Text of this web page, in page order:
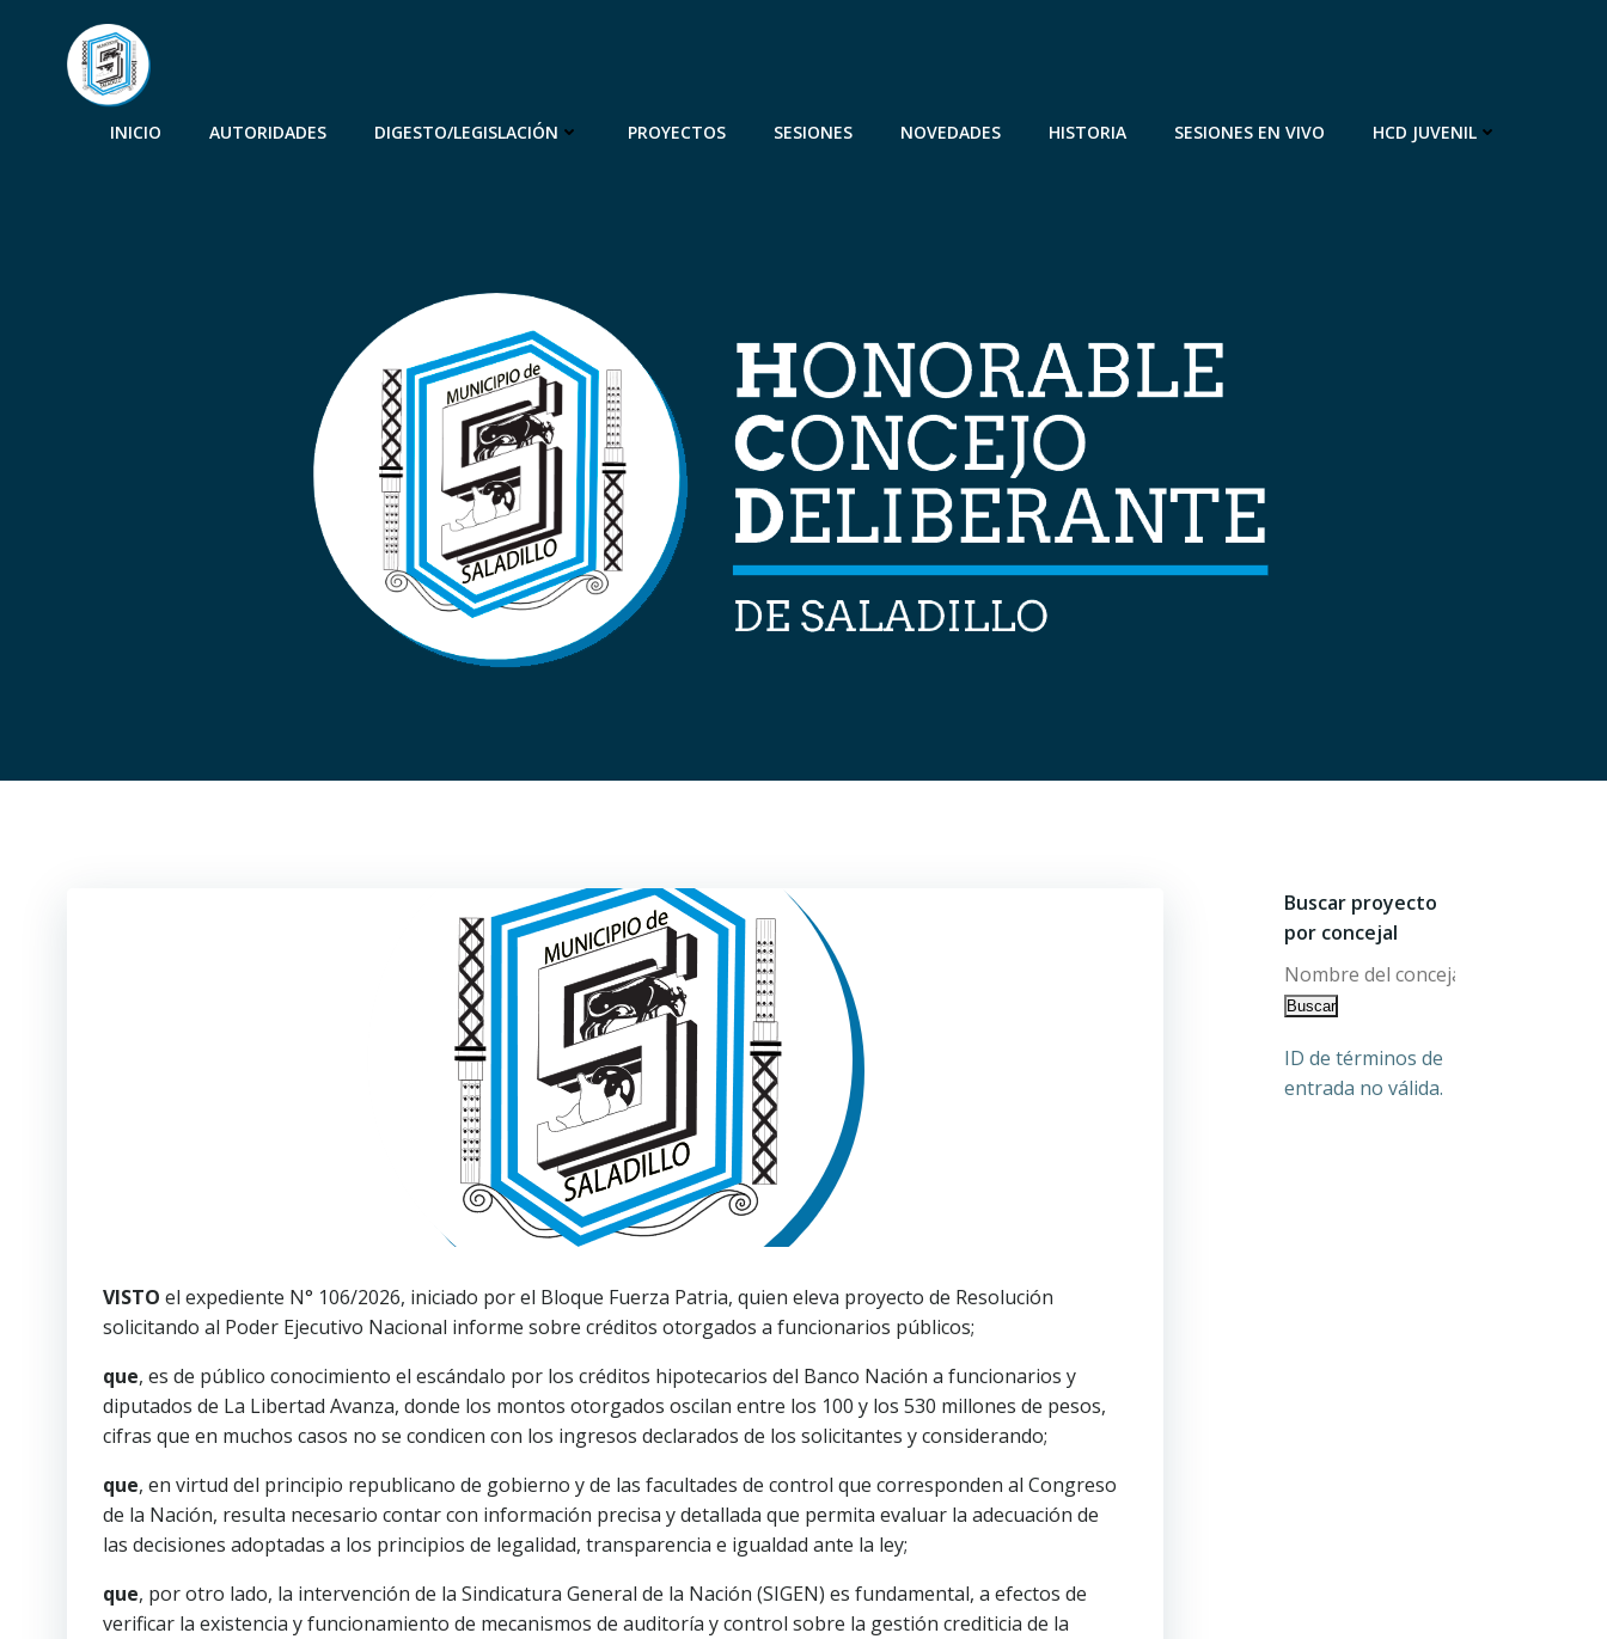
INICIO AUTORIDADES DIGESTO/LEGISLACIÓN PROYECTOS SESIONES NOVEDADES HISTORIA SESIONES EN VIVO HCD JUVENIL
VISTO el expediente N° 106/2026, iniciado por el Bloque Fuerza Patria, quien eleva proyecto de Resolución
solicitando al Poder Ejecutivo Nacional informe sobre créditos otorgados a funcionarios públicos;
que, es de público conocimiento el escándalo por los créditos hipotecarios del Banco Nación a funcionarios y
diputados de La Libertad Avanza, donde los montos otorgados oscilan entre los 100 y los 530 millones de pesos,
cifras que en muchos casos no se condicen con los ingresos declarados de los solicitantes y considerando;
que, en virtud del principio republicano de gobierno y de las facultades de control que corresponden al Congreso
de la Nación, resulta necesario contar con información precisa y detallada que permita evaluar la adecuación de
las decisiones adoptadas a los principios de legalidad, transparencia e igualdad ante la ley;
que, por otro lado, la intervención de la Sindicatura General de la Nación (SIGEN) es fundamental, a efectos de
verificar la existencia y funcionamiento de mecanismos de auditoría y control sobre la gestión crediticia de la
Buscar proyecto
por concejal
ID de términos de
entrada no válida.